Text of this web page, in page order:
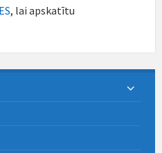
, lai apskatītu